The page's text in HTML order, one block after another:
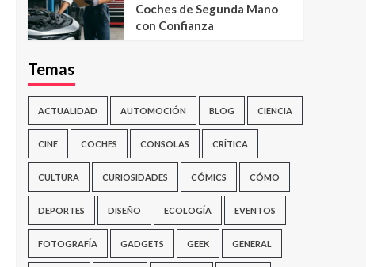
Coches de Segunda Mano
con Confianza
Temas
ACTUALIDAD AUTOMOCIÓN BLOG CIENCIA
CINE COCHES CONSOLAS CRÍTICA
CULTURA CURIOSIDADES CÓMICS CÓMO
DEPORTES DISEÑO ECOLOGÍA EVENTOS
FOTOGRAFÍA GADGETS GEEK GENERAL